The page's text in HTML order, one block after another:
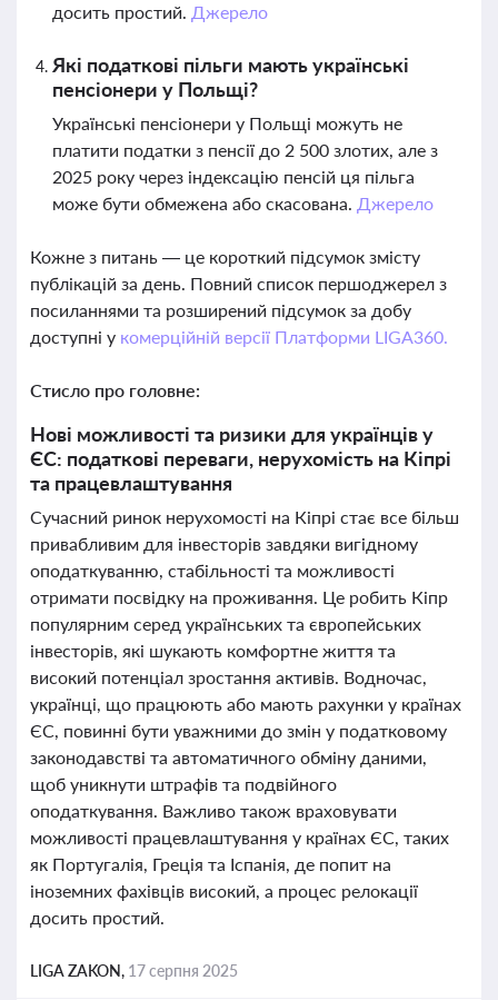
досить простий. Джерело
Які податкові пільги мають українські
пенсіонери у Польщі?
Українські пенсіонери у Польщі можуть не
платити податки з пенсії до 2 500 злотих, але з
2025 року через індексацію пенсій ця пільга
може бути обмежена або скасована. Джерело
Кожне з питань — це короткий підсумок змісту
публікацій за день. Повний список першоджерел з
посиланнями та розширений підсумок за добу
доступні у комерційній версії Платформи LIGA360.
Стисло про головне:
Нові можливості та ризики для українців у
ЄС: податкові переваги, нерухомість на Кіпрі
та працевлаштування
Сучасний ринок нерухомості на Кіпрі стає все більш
привабливим для інвесторів завдяки вигідному
оподаткуванню, стабільності та можливості
отримати посвідку на проживання. Це робить Кіпр
популярним серед українських та європейських
інвесторів, які шукають комфортне життя та
високий потенціал зростання активів. Водночас,
українці, що працюють або мають рахунки у країнах
ЄС, повинні бути уважними до змін у податковому
законодавстві та автоматичного обміну даними,
щоб уникнути штрафів та подвійного
оподаткування. Важливо також враховувати
можливості працевлаштування у країнах ЄС, таких
як Португалія, Греція та Іспанія, де попит на
іноземних фахівців високий, а процес релокації
досить простий.
LIGA ZAKON, 17 серпня 2025